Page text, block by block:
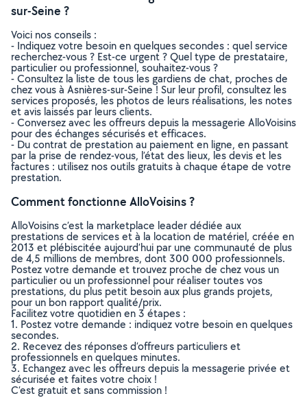
sur-Seine ?
Voici nos conseils :
- Indiquez votre besoin en quelques secondes : quel service
recherchez-vous ? Est-ce urgent ? Quel type de prestataire,
particulier ou professionnel, souhaitez-vous ?
- Consultez la liste de tous les gardiens de chat, proches de
chez vous à Asnières-sur-Seine ! Sur leur profil, consultez les
services proposés, les photos de leurs réalisations, les notes
et avis laissés par leurs clients.
- Conversez avec les offreurs depuis la messagerie AlloVoisins
pour des échanges sécurisés et efficaces.
- Du contrat de prestation au paiement en ligne, en passant
par la prise de rendez-vous, l’état des lieux, les devis et les
factures : utilisez nos outils gratuits à chaque étape de votre
prestation.
Comment fonctionne AlloVoisins ?
AlloVoisins c’est la marketplace leader dédiée aux
prestations de services et à la location de matériel, créée en
2013 et plébiscitée aujourd’hui par une communauté de plus
de 4,5 millions de membres, dont 300 000 professionnels.
Postez votre demande et trouvez proche de chez vous un
particulier ou un professionnel pour réaliser toutes vos
prestations, du plus petit besoin aux plus grands projets,
pour un bon rapport qualité/prix.
Facilitez votre quotidien en 3 étapes :
1. Postez votre demande : indiquez votre besoin en quelques
secondes.
2. Recevez des réponses d’offreurs particuliers et
professionnels en quelques minutes.
3. Echangez avec les offreurs depuis la messagerie privée et
sécurisée et faites votre choix !
C’est gratuit et sans commission !